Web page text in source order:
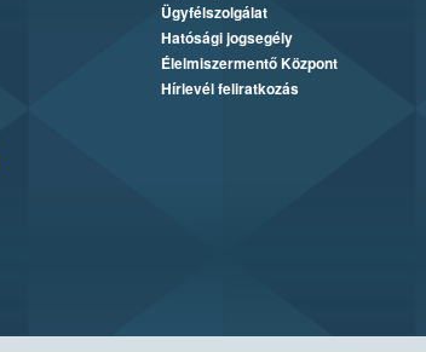
Ügyfélszolgálat
Hatósági jogsegély
Élelmiszermentő Központ
Hírlevél feliratkozás